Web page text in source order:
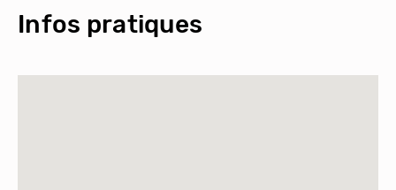
Infos pratiques